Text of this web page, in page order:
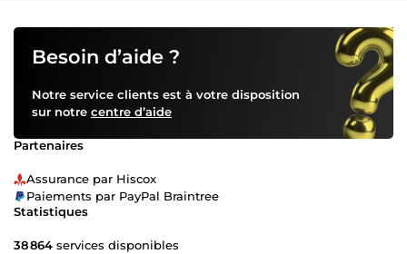
Besoin d’aide ?
Notre service clients est à votre disposition
sur notre centre d’aide
Partenaires
Assurance par Hiscox
Paiements par PayPal Braintree
Statistiques
38 864 services disponibles